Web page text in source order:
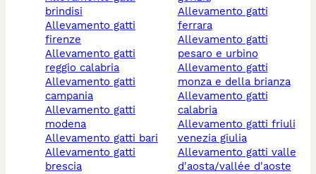
brindisi
allevamento gatti
firenze
allevamento gatti
reggio calabria
allevamento gatti
campania
allevamento gatti
modena
allevamento gatti bari
allevamento gatti
brescia
allevamento gatti
ferrara
allevamento gatti
pesaro e urbino
allevamento gatti
monza e della brianza
allevamento gatti
calabria
allevamento gatti friuli
venezia giulia
allevamento gatti valle
d'aosta/vallée d'aoste